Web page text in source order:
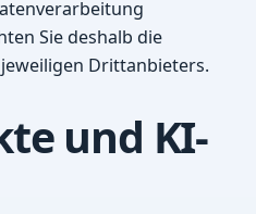
Sie deshalb die
Drittanbieters.
und KI-